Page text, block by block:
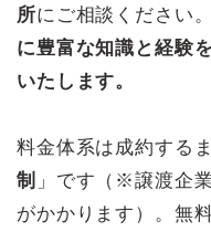
所にご相談ください
に豊富な知識と経験
いたします。
料金体系は成約する
制 」です（※譲渡企
がかかります）。無